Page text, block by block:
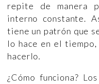
repite de manera
interno constante.
tiene un patrón que
lo hace en el
hacerlo.
¿Cómo funciona?